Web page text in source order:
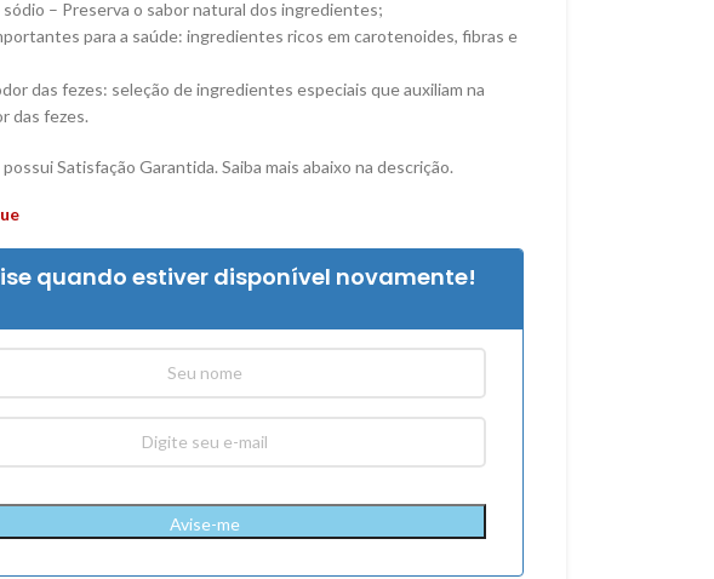
– Preserva o sabor natural dos ingredientes;
para a saúde: ingredientes ricos em carotenoides, fibras e
das fezes: seleção de ingredientes especiais que auxiliam na
das fezes.
Satisfação Garantida. Saiba mais abaixo na descrição.
quando estiver disponível novamente!
Avise-me